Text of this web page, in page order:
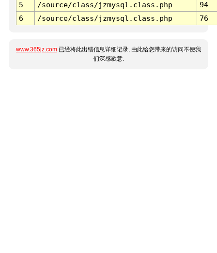
5
/source/class/jzmysql.class.php
94
6
/source/class/jzmysql.class.php 76
www.365jz.com 已经将此出错信息详细记录, 由此给您带来的访问不便我
们深感歉意.